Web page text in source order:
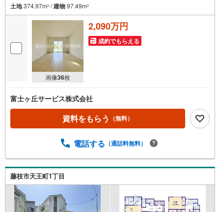
土地374.97m2 /建物97.49m2
画像36枚
2,090万円
成約でもらえる
富士ヶ丘サービス株式会社
資料をもらう （無料）
電話する （通話料無料）
藤枝市天王町1丁目